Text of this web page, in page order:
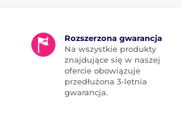
Rozszerzona gwarancja
Na wszystkie produkty
znajdujące się w naszej
ofercie obowiązuje
przedłużona 3-letnia
gwarancja.